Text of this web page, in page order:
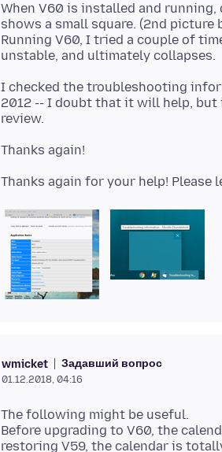
When V60 is installed and
shows a small square. (2nd
Running V60, I tried a couple of
I checked the troubleshooting
2012 -- I doubt that it will help,
wmicket Задавший вопрос
01.12.2018, 04:16
The following might be useful.
Before upgrading to V60, the